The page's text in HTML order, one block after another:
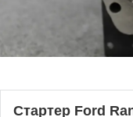
Стартер Ford